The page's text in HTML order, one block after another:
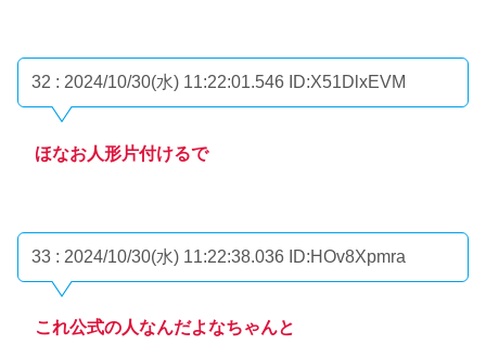
32 : 2024/10/30(水) 11:22:01.546 ID:X51DlxEVM
ほなお人形片付けるで
33 : 2024/10/30(水) 11:22:38.036 ID:HOv8Xpmra
これ公式の人なんだよなちゃんと